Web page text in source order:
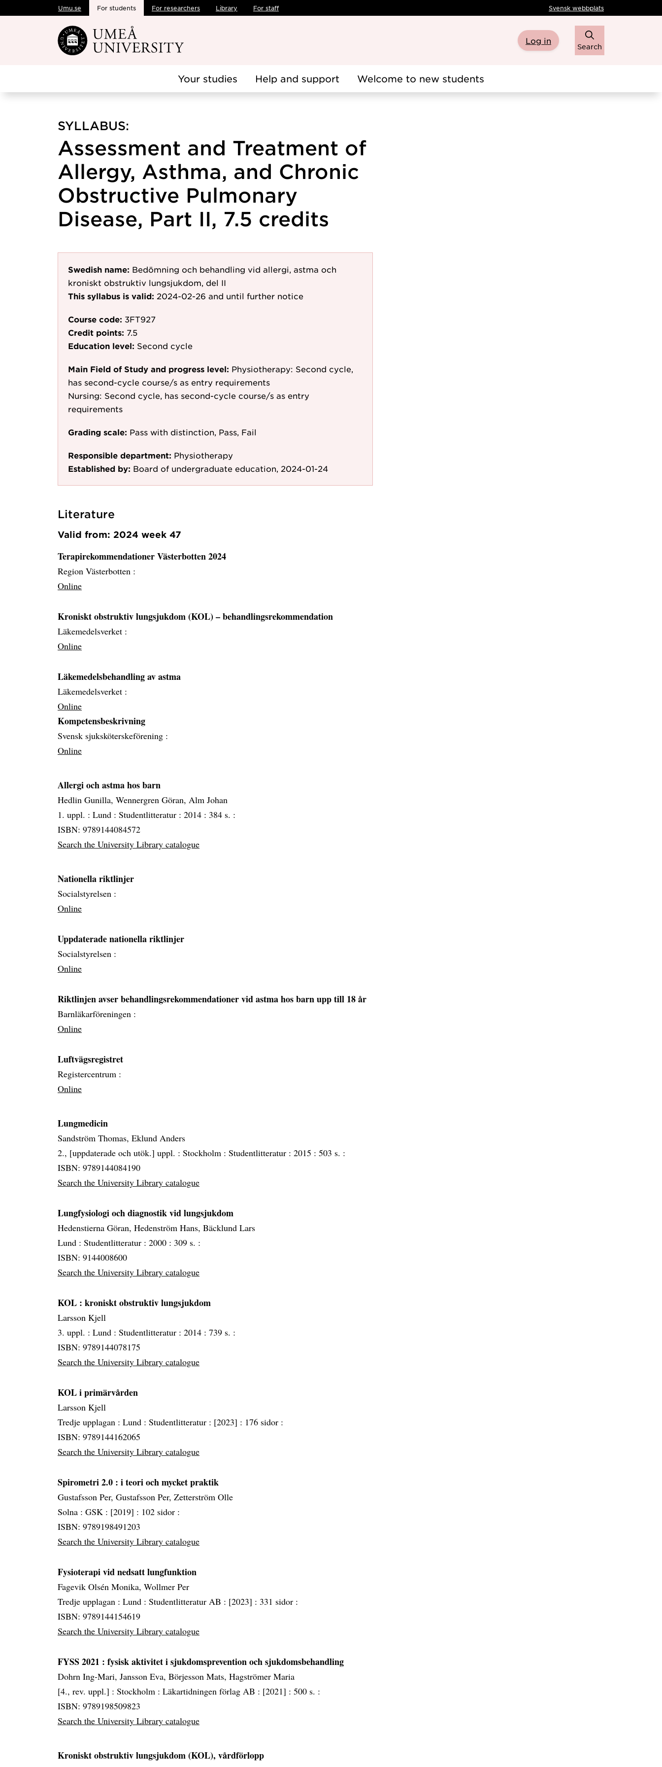
Skip to main content
Umu.se For students For researchers Library For staff Svensk webbplats
Log in
Search
Your studies Help and support Welcome to new students
SYLLABUS:
Assessment and Treatment of
Allergy, Asthma, and Chronic
Obstructive Pulmonary
Disease, Part II, 7.5 credits
Swedish name: Bedömning och behandling vid allergi, astma och
kroniskt obstruktiv lungsjukdom, del II
This syllabus is valid: 2024-02-26 and until further notice
Course code: 3FT927
Credit points: 7.5
Education level: Second cycle
Main Field of Study and progress level: Physiotherapy: Second cycle,
has second-cycle course/s as entry requirements
Nursing: Second cycle, has second-cycle course/s as entry
requirements
Grading scale: Pass with distinction, Pass, Fail
Responsible department: Physiotherapy
Established by: Board of undergraduate education, 2024-01-24
Literature
Valid from: 2024 week 47
Terapirekommendationer Västerbotten 2024
Region Västerbotten :
Online
Kroniskt obstruktiv lungsjukdom (KOL) – behandlings­rekommendation
Läkemedelsverket :
Online
Läkemedelsbehandling av astma
Läkemedelsverket :
Online
Kompetensbeskrivning
Svensk sjuksköterskeförening :
Online
Allergi och astma hos barn
Hedlin Gunilla, Wennergren Göran, Alm Johan
1. uppl. : Lund : Studentlitteratur : 2014 : 384 s. :
ISBN: 9789144084572
Search the University Library catalogue
Nationella riktlinjer
Socialstyrelsen :
Online
Uppdaterade nationella riktlinjer
Socialstyrelsen :
Online
Riktlinjen avser behandlingsrekommendationer vid astma hos barn upp till 18 år
Barnläkarföreningen :
Online
Luftvägsregistret
Registercentrum :
Online
Lungmedicin
Sandström Thomas, Eklund Anders
2., [uppdaterade och utök.] uppl. : Stockholm : Studentlitteratur : 2015 : 503 s. :
ISBN: 9789144084190
Search the University Library catalogue
Lungfysiologi och diagnostik vid lungsjukdom
Hedenstierna Göran, Hedenström Hans, Bäcklund Lars
Lund : Studentlitteratur : 2000 : 309 s. :
ISBN: 9144008600
Search the University Library catalogue
KOL : kroniskt obstruktiv lungsjukdom
Larsson Kjell
3. uppl. : Lund : Studentlitteratur : 2014 : 739 s. :
ISBN: 9789144078175
Search the University Library catalogue
KOL i primärvården
Larsson Kjell
Tredje upplagan : Lund : Studentlitteratur : [2023] : 176 sidor :
ISBN: 9789144162065
Search the University Library catalogue
Spirometri 2.0 : i teori och mycket praktik
Gustafsson Per, Gustafsson Per, Zetterström Olle
Solna : GSK : [2019] : 102 sidor :
ISBN: 9789198491203
Search the University Library catalogue
Fysioterapi vid nedsatt lungfunktion
Fagevik Olsén Monika, Wollmer Per
Tredje upplagan : Lund : Studentlitteratur AB : [2023] : 331 sidor :
ISBN: 9789144154619
Search the University Library catalogue
FYSS 2021 : fysisk aktivitet i sjukdomsprevention och sjukdomsbehandling
Dohrn Ing-Mari, Jansson Eva, Börjesson Mats, Hagströmer Maria
[4., rev. uppl.] : Stockholm : Läkartidningen förlag AB : [2021] : 500 s. :
ISBN: 9789198509823
Search the University Library catalogue
Kroniskt obstruktiv lungsjukdom (KOL), vårdförlopp